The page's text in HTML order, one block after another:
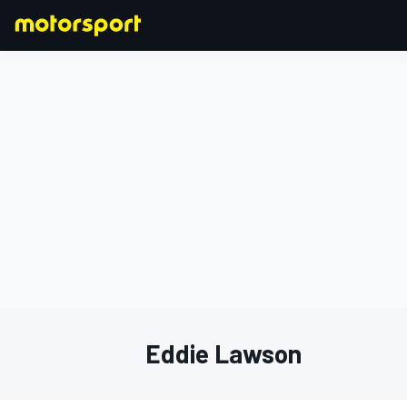
Eddie Lawson